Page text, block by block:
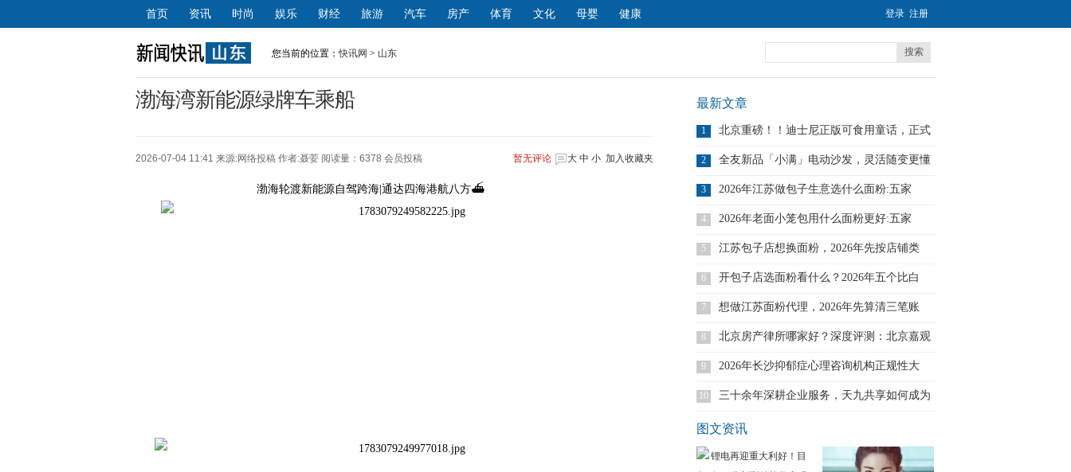
首页 资讯 时尚 娱乐 财经 旅游 汽车 房产 体育 文化 母婴 健康 登录 注册
您当前的位置：快讯网 > 山东 搜索
渤海湾新能源绿牌车乘船
2026-07-04 11:41 来源:网络投稿 作者:聂荌 阅读量：6378 会员投稿 大 中 小 加入收藏夹
暂无评论
渤海轮渡新能源自驾跨海|通达四海港航八方⛴️
最新文章
1
北京重磅！！迪士尼正版可食用童话，正式
落
2
全友新品「小满」电动沙发，灵活随变更懂
3 2026年江苏做包子生意选什么面粉:五家
4 2026年老面小笼包用什么面粉更好:五家
5 江苏包子店想换面粉，2026年先按店铺类
6 开包子店选面粉看什么？2026年五个比白
7 想做江苏面粉代理，2026年先算清三笔账
8
北京房产律所哪家好？深度评测：北京嘉观
9 2026年长沙抑郁症心理咨询机构正规性大
10
三十余年深耕企业服务，天九共享如何成为
图文资讯